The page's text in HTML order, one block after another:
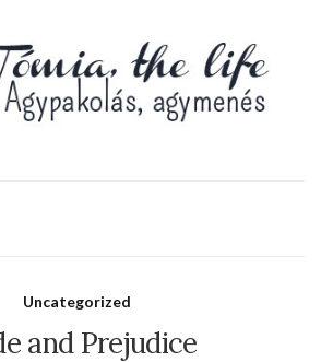
Uncategorized
and Prejudice